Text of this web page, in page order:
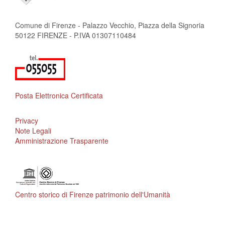
Comune di Firenze - Palazzo Vecchio, Piazza della Signoria
50122 FIRENZE - P.IVA 01307110484
Posta Elettronica Certificata
Privacy
Note Legali
Amministrazione Trasparente
Centro storico di Firenze patrimonio dell'Umanità